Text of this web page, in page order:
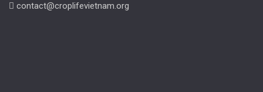
contact@croplifevietnam.org